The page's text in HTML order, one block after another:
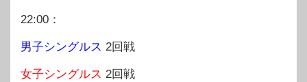
22:00：
男子シングルス 2回戦
女子シングルス 2回戦